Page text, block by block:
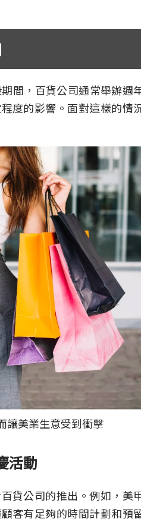
間，百貨公司通常舉辦週
度的影響。面對這樣的情
讓美業生意受到衝擊
活動
貨公司的推出。例如，美
客有足夠的時間計劃和預